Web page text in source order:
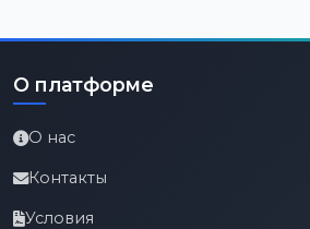
О платформе
О нас
Контакты
Условия